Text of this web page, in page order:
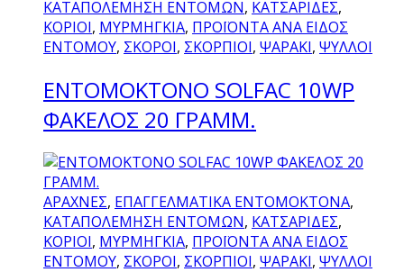
ΚΑΤΑΠΟΛΕΜΗΣΗ ΕΝΤΟΜΩΝ, ΚΑΤΣΑΡΙΔΕΣ,
ΚΟΡΙΟΙ, ΜΥΡΜΗΓΚΙΑ, ΠΡΟΪΟΝΤΑ ΑΝΑ ΕΙΔΟΣ
ΕΝΤΟΜΟΥ, ΣΚΟΡΟΙ, ΣΚΟΡΠΙΟΙ, ΨΑΡΑΚΙ, ΨΥΛΛΟΙ
ΕΝΤΟΜΟΚΤΟΝΟ SOLFAC 10WP
ΦΑΚΕΛΟΣ 20 ΓΡΑΜΜ.
ΑΡΑΧΝΕΣ, ΕΠΑΓΓΕΛΜΑΤΙΚΑ ΕΝΤΟΜΟΚΤΟΝΑ,
ΚΑΤΑΠΟΛΕΜΗΣΗ ΕΝΤΟΜΩΝ, ΚΑΤΣΑΡΙΔΕΣ,
ΚΟΡΙΟΙ, ΜΥΡΜΗΓΚΙΑ, ΠΡΟΪΟΝΤΑ ΑΝΑ ΕΙΔΟΣ
ΕΝΤΟΜΟΥ, ΣΚΟΡΟΙ, ΣΚΟΡΠΙΟΙ, ΨΑΡΑΚΙ, ΨΥΛΛΟΙ